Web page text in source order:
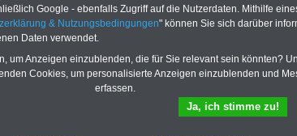
für den Unterhaltsanspruch
A B C D E
Betriebsaufgabe
Google - ebenfalls Zugriff auf die Nutzerdaten. Mithilfe
& Nutzungsbedingungen" können Sie sich darüber
Daten verwendet.
um Anzeigen einzublenden, die für Sie relevant sein könnten?
Cookies, um personalisierte Anzeigen einzublenden und
erfassen.
Ja, ich stimme zu!